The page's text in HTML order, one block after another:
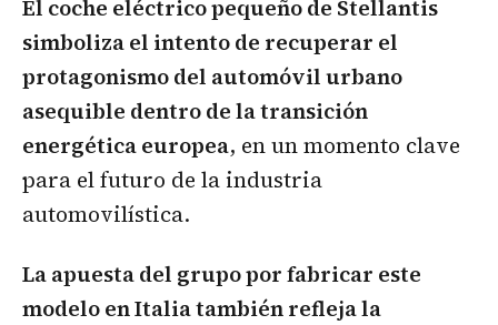
El coche eléctrico pequeño de Stellantis
simboliza el intento de recuperar el
protagonismo del automóvil urbano
asequible dentro de la transición
energética europea, en un momento clave
para el futuro de la industria
automovilística.
La apuesta del grupo por fabricar este
modelo en Italia también refleja la